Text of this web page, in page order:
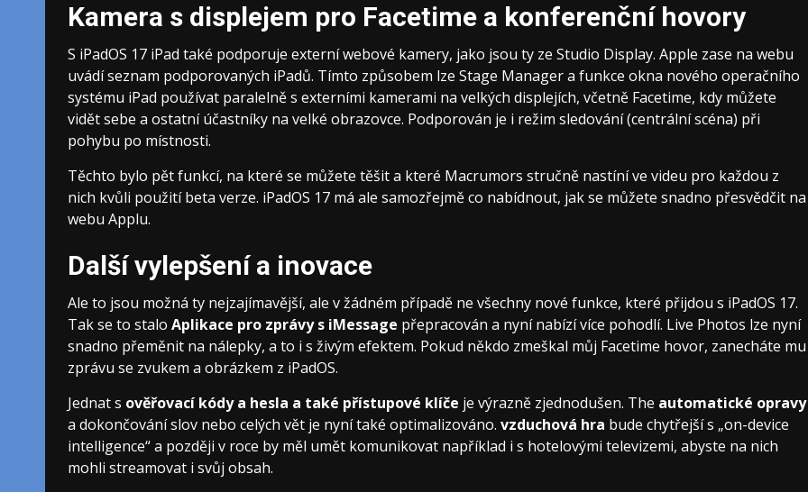
Kamera s displejem pro Facetime a konferenční hovory
S iPadOS 17 iPad také podporuje externí webové kamery, jako jsou ty ze Studio Display. Apple zase na webu
uvádí seznam podporovaných iPadů. Tímto způsobem lze Stage Manager a funkce okna nového operačního
systému iPad používat paralelně s externími kamerami na velkých displejích, včetně Facetime, kdy můžete
vidět sebe a ostatní účastníky na velké obrazovce. Podporován je i režim sledování (centrální scéna) při
pohybu po místnosti.
Těchto bylo pět funkcí, na které se můžete těšit a které Macrumors stručně nastíní ve videu pro každou z
nich kvůli použití beta verze. iPadOS 17 má ale samozřejmě co nabídnout, jak se můžete snadno přesvědčit na
webu Applu.
Další vylepšení a inovace
Ale to jsou možná ty nejzajímavější, ale v žádném případě ne všechny nové funkce, které přijdou s iPadOS 17.
Tak se to stalo Aplikace pro zprávy s iMessage přepracován a nyní nabízí více pohodlí. Live Photos lze nyní
snadno přeměnit na nálepky, a to i s živým efektem. Pokud někdo zmeškal můj Facetime hovor, zanecháte mu
zprávu se zvukem a obrázkem z iPadOS.
Jednat s ověřovací kódy a hesla a také přístupové klíče je výrazně zjednodušen. The automatické opravy
a dokončování slov nebo celých vět je nyní také optimalizováno. vzduchová hra bude chytřejší s „on-device
intelligence“ a později v roce by měl umět komunikovat například i s hotelovými televizemi, abyste na nich
mohli streamovat i svůj obsah.